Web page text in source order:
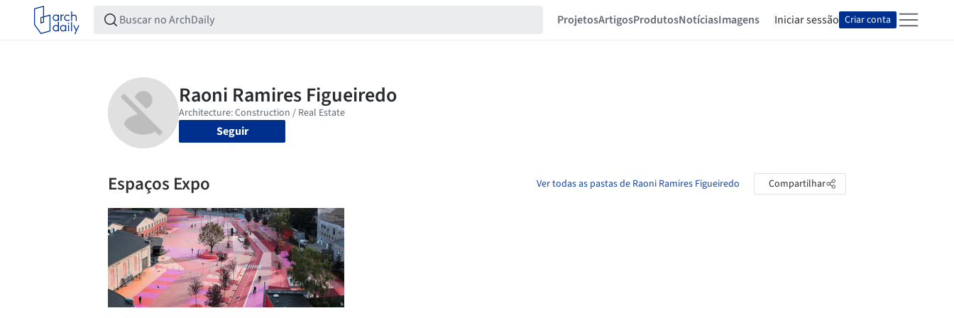
ProjetosArtigosProdutosNotíciasImagens Iniciar sessão Criar conta
Seguir
Espaços Expo Ver todas as pastas de Raoni Ramires Figueiredo Compartilhar